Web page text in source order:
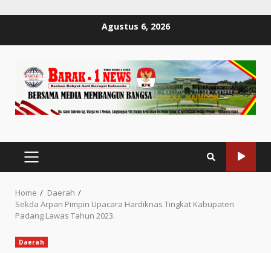
Agustus 6, 2026
PRIMARY
MENU
Home
Daerah
Sekda Arpan Pimpin Upacara Hardiknas Tingkat Kabupaten
Padang Lawas Tahun 2023.
Daerah